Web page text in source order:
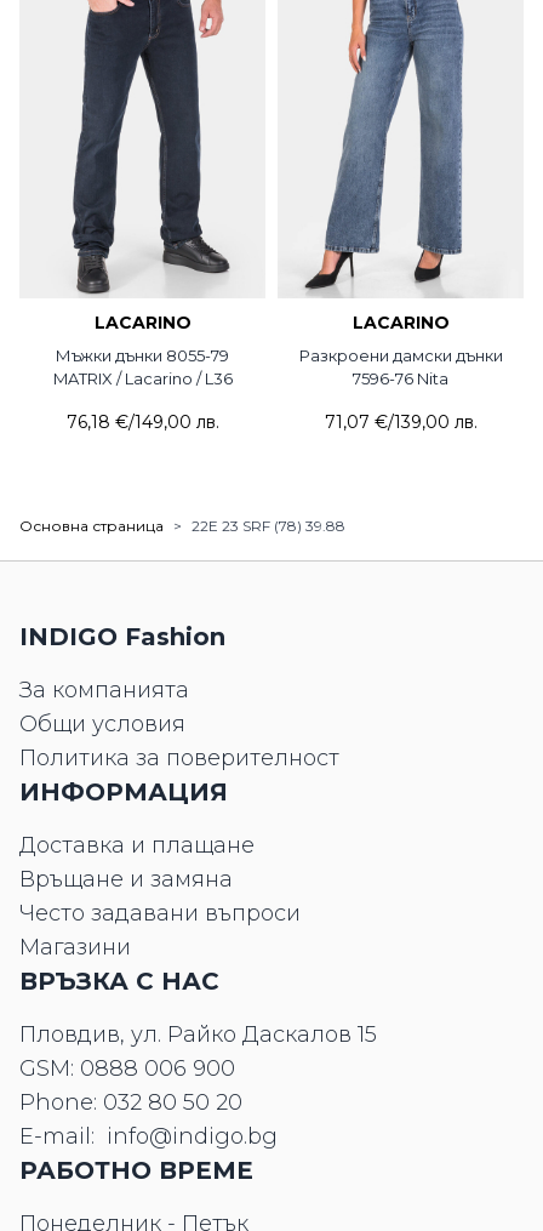
LACARINO
Мъжки дънки 8055-79
MATRIX / Lacarino / L36
76,18 €/149,00 лв.
LACARINO
Разкроени дамски дънки
7596-76 Nita
71,07 €/139,00 лв.
Основна страница > 22E 23 SRF (78) 39.88
INDIGO Fashion
За компанията
Общи условия
Политика за поверителност
ИНФОРМАЦИЯ
Доставка и плащане
Връщане и замяна
Често задавани въпроси
Магазини
ВРЪЗКА С НАС
Пловдив, ул. Райко Даскалов 15
GSM: 0888 006 900
Phone: 032 80 50 20
E-mail: info@indigo.bg
РАБОТНО ВРЕМЕ
Понеделник - Петък